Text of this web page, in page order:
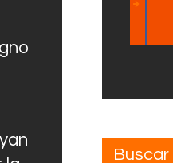
Buscar